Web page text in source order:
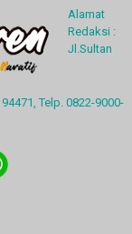
Alamat
Redaksi :
Jl.Sultan
Telp. 0822-9000-